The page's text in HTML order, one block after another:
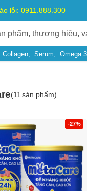
lỗi: 0911.888.300
Collagen Serum Omega 3
(11 sản phẩm)
-27%